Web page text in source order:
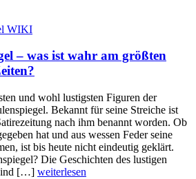
WIKI
– was ist wahr am größten
und wohl lustigsten Figuren der
Bekannt für seine Streiche ist
nach ihm benannt worden. Ob
hat und aus wessen Feder seine
ist bis heute nicht eindeutig geklärt.
Die Geschichten des lustigen
[…] weiterlesen